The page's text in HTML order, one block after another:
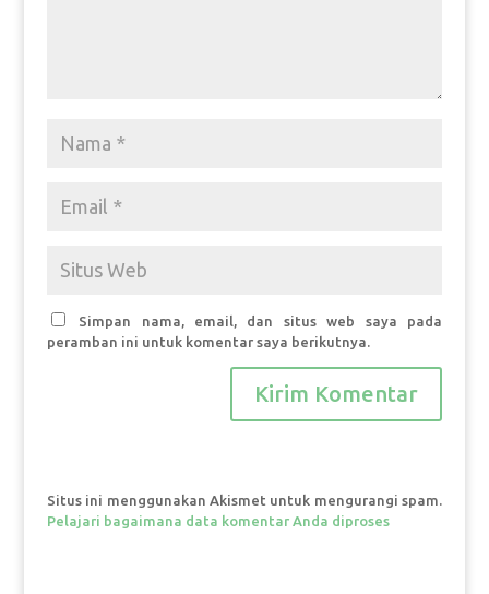
Simpan nama, email, dan situs web saya pada
peramban ini untuk komentar saya berikutnya.
Situs ini menggunakan Akismet untuk mengurangi spam.
Pelajari bagaimana data komentar Anda diproses